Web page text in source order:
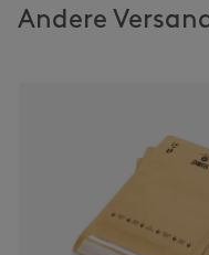
Andere